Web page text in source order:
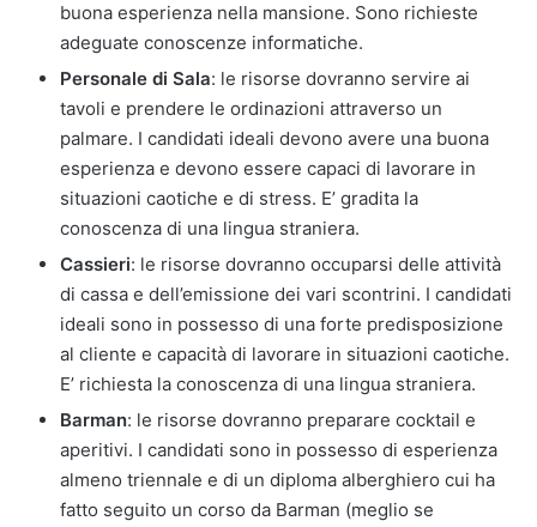
buona esperienza nella mansione. Sono richieste
adeguate conoscenze informatiche.
Personale di Sala: le risorse dovranno servire ai
tavoli e prendere le ordinazioni attraverso un
palmare. I candidati ideali devono avere una buona
esperienza e devono essere capaci di lavorare in
situazioni caotiche e di stress. E’ gradita la
conoscenza di una lingua straniera.
Cassieri: le risorse dovranno occuparsi delle attività
di cassa e dell’emissione dei vari scontrini. I candidati
ideali sono in possesso di una forte predisposizione
al cliente e capacità di lavorare in situazioni caotiche.
E’ richiesta la conoscenza di una lingua straniera.
Barman: le risorse dovranno preparare cocktail e
aperitivi. I candidati sono in possesso di esperienza
almeno triennale e di un diploma alberghiero cui ha
fatto seguito un corso da Barman (meglio se